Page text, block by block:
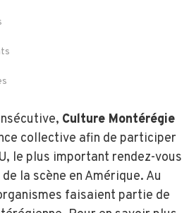
Culture Montérégie
collective afin de participer
le plus important rendez-vous
la scène en Amérique. Au
faisaient partie de